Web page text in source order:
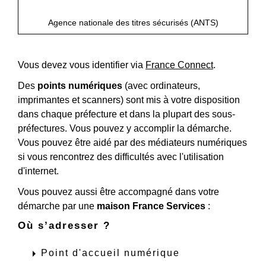
Agence nationale des titres sécurisés (ANTS)
Vous devez vous identifier via France Connect.
Des points numériques (avec ordinateurs,
imprimantes et scanners) sont mis à votre disposition
dans chaque préfecture et dans la plupart des sous-
préfectures. Vous pouvez y accomplir la démarche.
Vous pouvez être aidé par des médiateurs numériques
si vous rencontrez des difficultés avec l'utilisation
d'internet.
Vous pouvez aussi être accompagné dans votre
démarche par une maison France Services :
Où s’adresser ?
arrow_right Point d'accueil numérique